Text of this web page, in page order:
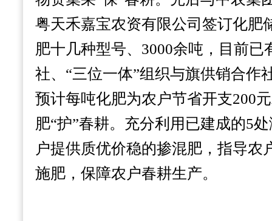
粤天禾嘉宝农资有限公司签订化肥
肥十几种型号、3000余吨，目前已
社、“三位一体”组织与旗供销合作
预计每吨化肥为农户节省开支200
肥“护”春耕。 充分利用已建成的5
户提供质优价稳的掺混肥，指导农
施肥，保障农户春耕生产。